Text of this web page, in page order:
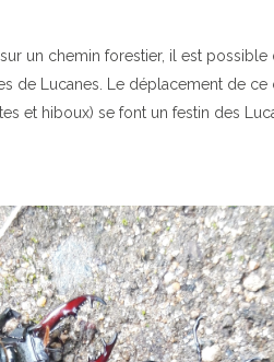
un chemin forestier, il est
de Lucanes. Le déplacement de ce
et hiboux) se font un festin des